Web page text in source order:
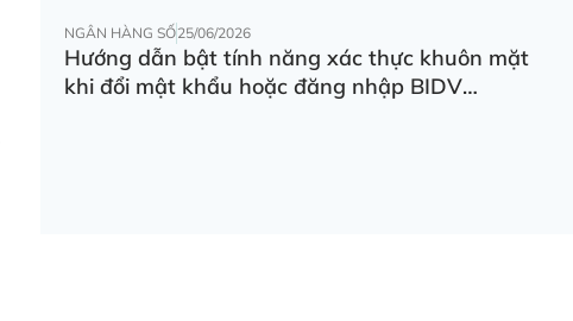
NGÂN HÀNG SỐ25/06/2026
Hướng dẫn bật tính năng xác thực khuôn mặt
khi đổi mật khẩu hoặc đăng nhập BIDV